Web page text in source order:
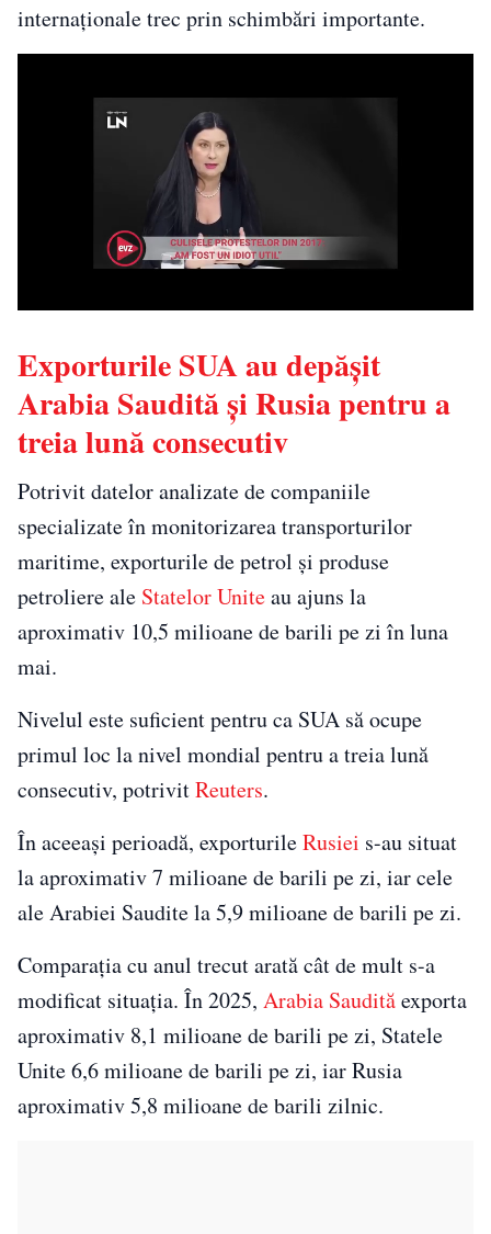
internaționale trec prin schimbări importante.
Exporturile SUA au depășit
Arabia Saudită și Rusia pentru a
treia lună consecutiv
Potrivit datelor analizate de companiile
specializate în monitorizarea transporturilor
maritime, exporturile de petrol și produse
petroliere ale Statelor Uniteau ajuns la
aproximativ 10,5 milioane de barili pe zi în luna
mai.
Nivelul este suficient pentru ca SUA să ocupe
primul loc la nivel mondial pentru a treia lună
consecutiv, potrivitReuters.
În aceeași perioadă, exporturileRusiei s-au situat
la aproximativ 7 milioane de barili pe zi, iar cele
ale Arabiei Saudite la 5,9 milioane de barili pe zi.
Comparația cu anul trecut arată cât de mult s-a
modificat situația. În 2025, Arabia Saudităexporta
aproximativ 8,1 milioane de barili pe zi, Statele
Unite 6,6 milioane de barili pe zi, iar Rusia
aproximativ 5,8 milioane de barili zilnic.